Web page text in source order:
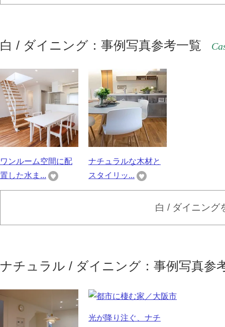
白 / ダイニング：事例写真参考一覧
ワンルーム空間に配
置した水ま...
ナチュラルな木材と
スタイリッ...
白 / ダイニング
ナチュラル / ダイニング：事例写真参
光が降り注ぐ、ナチ